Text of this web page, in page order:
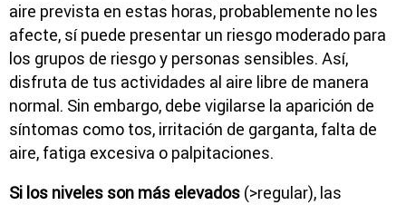
aire prevista en estas horas, probablemente no les
afecte, sí puede presentar un riesgo moderado para
los grupos de riesgo y personas sensibles. Así,
disfruta de tus actividades al aire libre de manera
normal. Sin embargo, debe vigilarse la aparición de
síntomas como tos, irritación de garganta, falta de
aire, fatiga excesiva o palpitaciones.
Si los niveles son más elevados (>regular), las